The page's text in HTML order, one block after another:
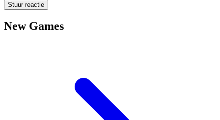
Stuur reactie
New Games